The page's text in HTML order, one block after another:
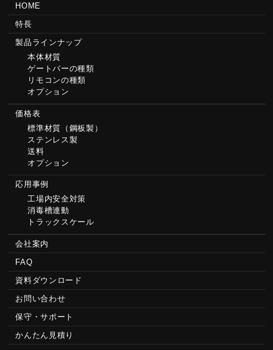
HOME
特長
製品ラインナップ
本体材質
ゲートバーの種類
リモコンの種類
オプション
価格表
標準材質（鋼板製）
ステンレス製
送料
オプション
応用事例
工場内安全対策
消毒槽連動
トラックスケール
会社案内
FAQ
資料ダウンロード
お問い合わせ
保守・サポート
かんたん見積り